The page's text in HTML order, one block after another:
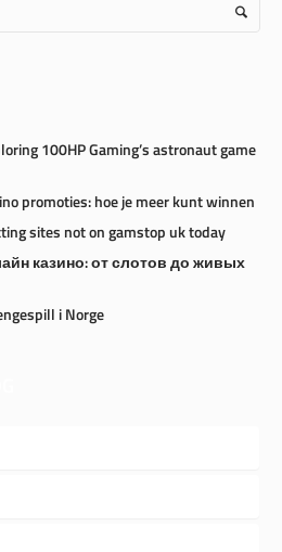
100HP Gaming’s astronaut game
promoties: hoe je meer kunt winnen
sites not on gamstop uk today
казино: от слотов до живых
i Norge